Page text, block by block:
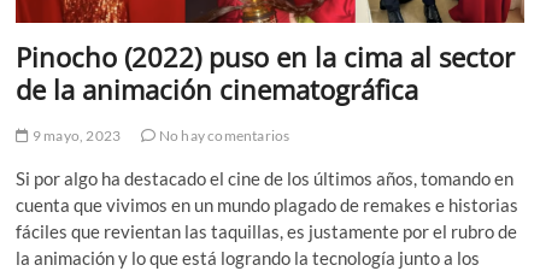
Pinocho (2022) puso en la cima al sector
de la animación cinematográfica
9 mayo, 2023 No hay comentarios
Si por algo ha destacado el cine de los últimos años, tomando en
cuenta que vivimos en un mundo plagado de remakes e historias
fáciles que revientan las taquillas, es justamente por el rubro de
la animación y lo que está logrando la tecnología junto a los